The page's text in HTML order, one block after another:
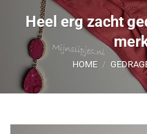
Heel erg zacht
HOME /